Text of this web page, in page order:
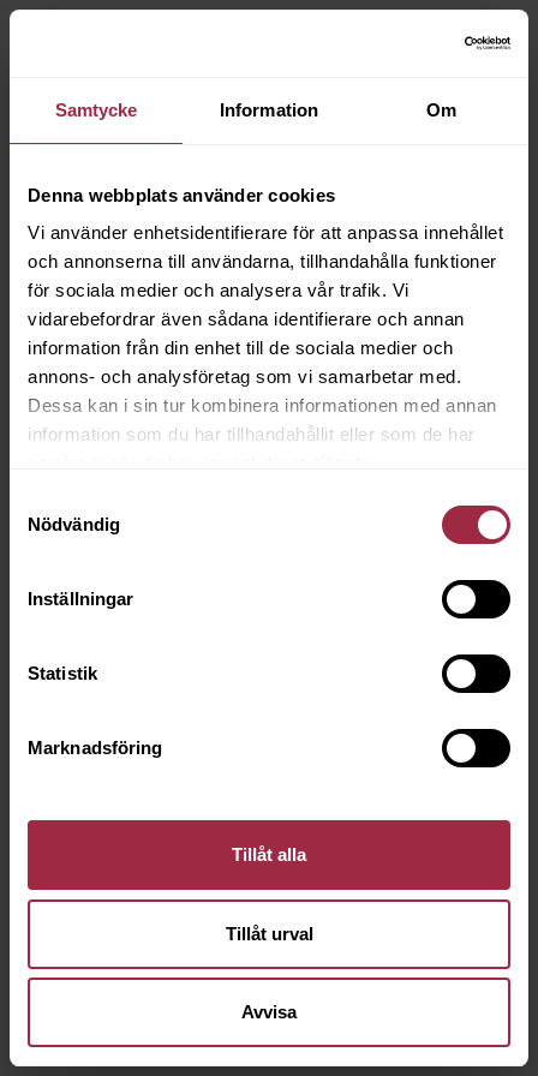
Samtycke Information Om
Denna webbplats använder cookies
Vi använder enhetsidentifierare för att anpassa innehållet
och annonserna till användarna, tillhandahålla funktioner
för sociala medier och analysera vår trafik. Vi
vidarebefordrar även sådana identifierare och annan
information från din enhet till de sociala medier och
annons- och analysföretag som vi samarbetar med.
Dessa kan i sin tur kombinera informationen med annan
information som du har tillhandahållit eller som de har
Nödvändig
Inställningar
Statistik
Marknadsföring
Tillåt alla
Tillåt urval
Avvisa